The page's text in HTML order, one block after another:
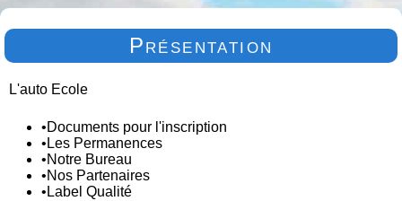
Présentation
L'auto Ecole
•Documents pour l'inscription
• Les Permanences
•Notre Bureau
•Nos Partenaires
• Label Qualité